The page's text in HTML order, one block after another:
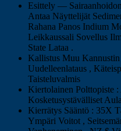
Esittely —
Antaa Näyttelijät
Rahana Panos Indium
Leikkaussali Sovellus
State Lataa .
Kallistus Muu
Uudelleenlataus ,
Taisteluvalmis
Kiertolainen Polttopiste
Kosketusystävälliset
Kierrätys Sääntö : 35X
Ympäri Voitot ,